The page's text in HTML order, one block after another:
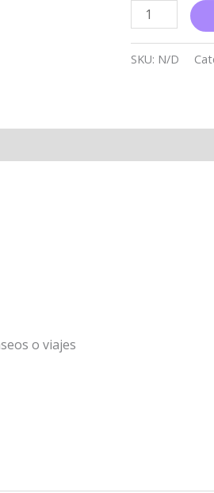
SKU: N/D
o viajes